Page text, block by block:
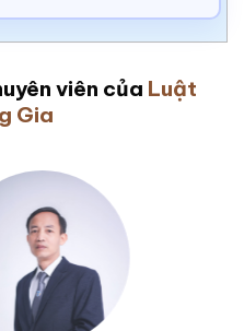
viên của Luật
Gia